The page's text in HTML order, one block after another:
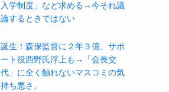
入学制度」など求める→今それ議
論するときではない
誕生！森保監督に２年３億、サポ
ート役西野氏浮上も→「会長交
代」に全く触れないマスコミの気
持ち悪さ。